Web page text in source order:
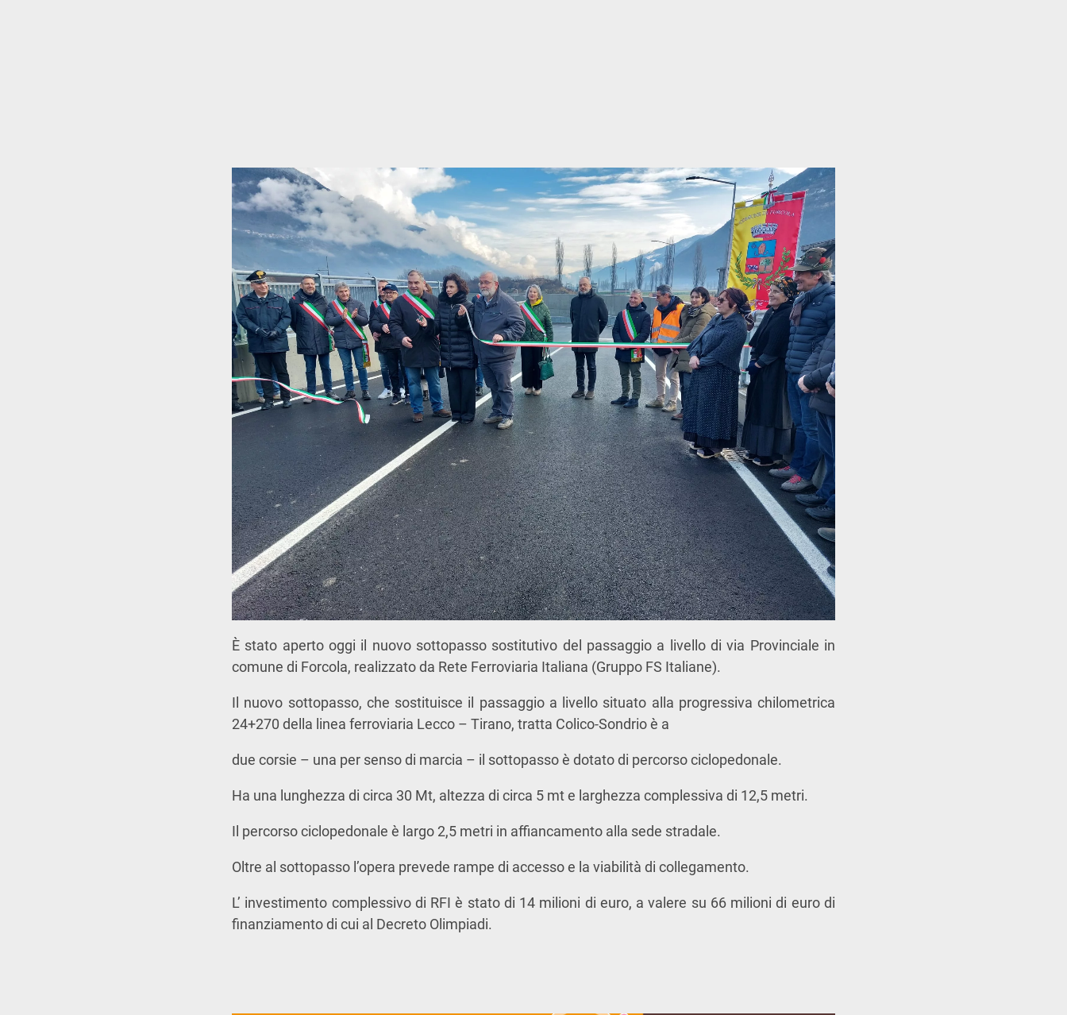
È stato aperto oggi il nuovo sottopasso sostitutivo del passaggio a livello di via Provinciale in
comune di Forcola, realizzato da Rete Ferroviaria Italiana (Gruppo FS Italiane).
Il nuovo sottopasso, che sostituisce il passaggio a livello situato alla progressiva chilometrica
24+270 della linea ferroviaria Lecco – Tirano, tratta Colico-Sondrio è a
due corsie – una per senso di marcia – il sottopasso è dotato di percorso ciclopedonale.
Ha una lunghezza di circa 30 Mt, altezza di circa 5 mt e larghezza complessiva di 12,5 metri.
Il percorso ciclopedonale è largo 2,5 metri in affiancamento alla sede stradale.
Oltre al sottopasso l’opera prevede rampe di accesso e la viabilità di collegamento.
L’ investimento complessivo di RFI è stato di 14 milioni di euro, a valere su 66 milioni di euro di
finanziamento di cui al Decreto Olimpiadi.